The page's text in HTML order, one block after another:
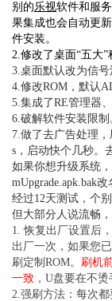
别的乐视软件和服
果集成也会自动更
件安装。
2.修改了桌面“五大
3.桌面默认改为信号
4.修改ROM，默认
5.集成了RE管理器
6.破解软件安装限制
7.做了去广告处理
s，启动快个几秒。
如果你想升级系统，
mUpgrade.apk.bak改
经过12天测试，个
但大部分人说流畅，
1. 恢复出厂设置后
出厂一次，如果您
刷定制ROM。 刷机
一致 ，U盘要在不
2.强刷方法：每次都